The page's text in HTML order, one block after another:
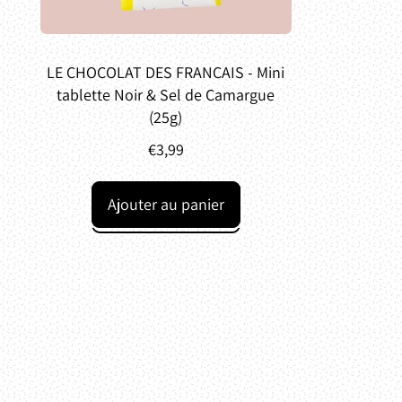
LE CHOCOLAT DES FRANÇAIS - Mini
tablette Noir & Sel de Camargue
(25g)
€3,99
Prix normal
Ajouter au panier
,
LE
CHOCOLAT
DES
FRANÇAIS
Mini
tablette